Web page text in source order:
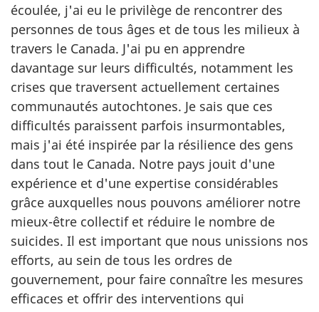
écoulée, j'ai eu le privilège de rencontrer des
personnes de tous âges et de tous les milieux à
travers le Canada. J'ai pu en apprendre
davantage sur leurs difficultés, notamment les
crises que traversent actuellement certaines
communautés autochtones. Je sais que ces
difficultés paraissent parfois insurmontables,
mais j'ai été inspirée par la résilience des gens
dans tout le Canada. Notre pays jouit d'une
expérience et d'une expertise considérables
grâce auxquelles nous pouvons améliorer notre
mieux-être collectif et réduire le nombre de
suicides. Il est important que nous unissions nos
efforts, au sein de tous les ordres de
gouvernement, pour faire connaître les mesures
efficaces et offrir des interventions qui